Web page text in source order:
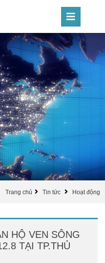
Trang chủ Tin tức Hoạt động
HỘ VEN SÔNG
TẠI TP.THỦ